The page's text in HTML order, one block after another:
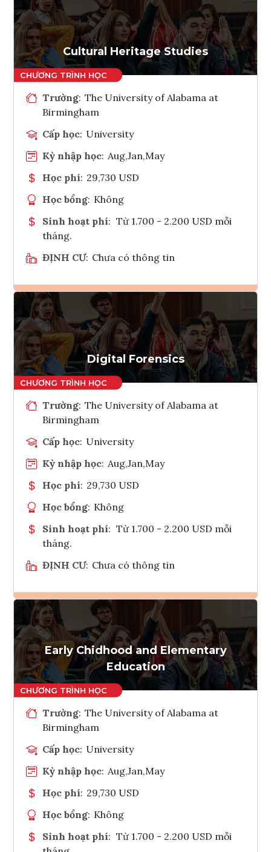
Cultural Heritage Studies
Trường: The University of Alabama at
Birmingham
Cấp học: University
Kỳ nhập học: Aug,Jan,May
Học phí: 29,730 USD
Học bổng: Không
Sinh hoạt phí: Từ 1.700 - 2.200 USD mỗi
tháng.
ĐỊNH CƯ: Chưa có thông tin
Ghi danh
Tham vấn Interlink
Digital Forensics
Trường: The University of Alabama at
Birmingham
Cấp học: University
Kỳ nhập học: Aug,Jan,May
Học phí: 29,730 USD
Học bổng: Không
Sinh hoạt phí: Từ 1.700 - 2.200 USD mỗi
tháng.
ĐỊNH CƯ: Chưa có thông tin
Ghi danh
Tham vấn Interlink
Early Chidhood and Elementary
Education
Trường: The University of Alabama at
Birmingham
Cấp học: University
Kỳ nhập học: Aug,Jan,May
Học phí: 29,730 USD
Học bổng: Không
Sinh hoạt phí: Từ 1.700 - 2.200 USD mỗi